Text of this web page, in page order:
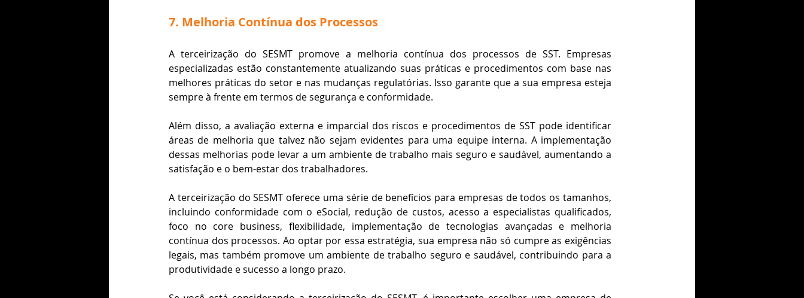
7. Melhoria Contínua dos Processos
A terceirização do SESMT promove a melhoria contínua dos processos de SST. Empresas
especializadas estão constantemente atualizando suas práticas e procedimentos com base nas
melhores práticas do setor e nas mudanças regulatórias. Isso garante que a sua empresa esteja
sempre à frente em termos de segurança e conformidade.
Além disso, a avaliação externa e imparcial dos riscos e procedimentos de SST pode identificar
áreas de melhoria que talvez não sejam evidentes para uma equipe interna. A implementação
dessas melhorias pode levar a um ambiente de trabalho mais seguro e saudável, aumentando a
satisfação e o bem-estar dos trabalhadores​.
A terceirização do SESMT oferece uma série de benefícios para empresas de todos os tamanhos,
incluindo conformidade com o eSocial, redução de custos, acesso a especialistas qualificados,
foco no core business, flexibilidade, implementação de tecnologias avançadas e melhoria
contínua dos processos. Ao optar por essa estratégia, sua empresa não só cumpre as exigências
legais, mas também promove um ambiente de trabalho seguro e saudável, contribuindo para a
produtividade e sucesso a longo prazo.